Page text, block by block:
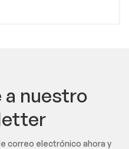
nuestro
correo electrónico ahora y